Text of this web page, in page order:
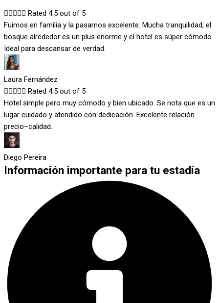
 Rated 4.5 out of 5
Fuimos en familia y la pasamos excelente. Mucha tranquilidad, el
bosque alrededor es un plus enorme y el hotel es súper cómodo.
Ideal para descansar de verdad.
Laura Fernández
 Rated 4.5 out of 5
Hotel simple pero muy cómodo y bien ubicado. Se nota que es un
lugar cuidado y atendido con dedicación. Excelente relación
precio–calidad.
Diego Pereira
Información importante para tu estadía